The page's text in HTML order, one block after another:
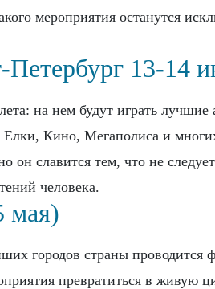
мероприятия останутся
Петербург 13-14
на нем будут играть
Елки, Кино, Мегаполиса и
он славится тем, что не
человека.
мая)
городов страны
превратиться в живую